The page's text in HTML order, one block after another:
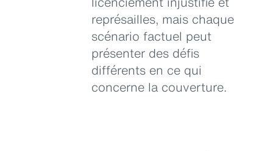
représailles, mais chaque
scénario factuel peut
présenter des défis
différents en ce qui
concerne la couverture.